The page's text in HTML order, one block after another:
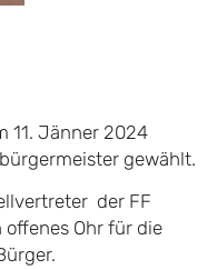
11. Jänner 2024
gewählt.
der FF
Ohr für die